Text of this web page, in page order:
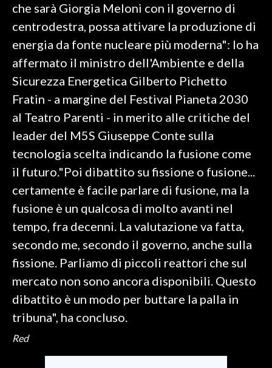
MOTORI
TENNIS
ALTRI SPORT
SPETTACOLI
GOSSIP
SALUTE
SARDEGNA TURISMO
#CARAUNIONE
3 MINUTI CON
INSULARITÀ
che sarà Giorgia Meloni con il governo di
centrodestra, possa attivare la produzione di
energia da fonte nucleare più moderna": lo ha
affermato il ministro dell'Ambiente e della
Sicurezza Energetica Gilberto Pichetto
Fratin - a margine del Festival Pianeta 2030
al Teatro Parenti - in merito alle critiche del
leader del M5S Giuseppe Conte sulla
tecnologia scelta indicando la fusione come
il futuro."Poi dibattito su fissione o fusione...
certamente è facile parlare di fusione, ma la
fusione è un qualcosa di molto avanti nel
tempo, fra decenni. La valutazione va fatta,
secondo me, secondo il governo, anche sulla
fissione. Parliamo di piccoli reattori che sul
mercato non sono ancora disponibili. Questo
dibattito è un modo per buttare la palla in
tribuna", ha concluso.
Red